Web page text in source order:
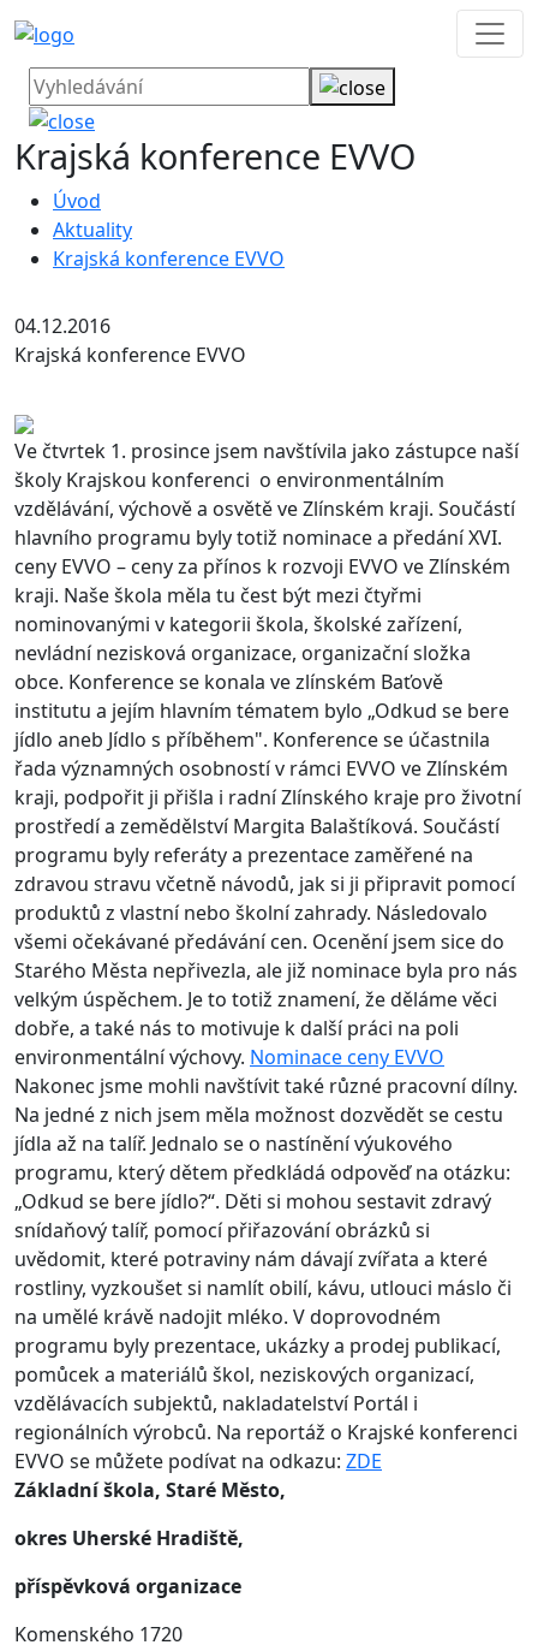
Krajská konference EVVO
Úvod
Aktuality
Krajská konference EVVO
04.12.2016
Krajská konference EVVO
Ve čtvrtek 1. prosince jsem navštívila jako zástupce naší
školy Krajskou konferenci o environmentálním
vzdělávání, výchově a osvětě ve Zlínském kraji. Součástí
hlavního programu byly totiž nominace a předání XVI.
ceny EVVO – ceny za přínos k rozvoji EVVO ve Zlínském
kraji. Naše škola měla tu čest být mezi čtyřmi
nominovanými v kategorii škola, školské zařízení,
nevládní nezisková organizace, organizační složka
obce. Konference se konala ve zlínském Baťově
institutu a jejím hlavním tématem bylo „Odkud se bere
jídlo aneb Jídlo s příběhem". Konference se účastnila
řada významných osobností v rámci EVVO ve Zlínském
kraji, podpořit ji přišla i radní Zlínského kraje pro životní
prostředí a zemědělství Margita Balaštíková. Součástí
programu byly referáty a prezentace zaměřené na
zdravou stravu včetně návodů, jak si ji připravit pomocí
produktů z vlastní nebo školní zahrady. Následovalo
všemi očekávané předávání cen. Ocenění jsem sice do
Starého Města nepřivezla, ale již nominace byla pro nás
velkým úspěchem. Je to totiž znamení, že děláme věci
dobře, a také nás to motivuje k další práci na poli
environmentální výchovy. Nominace ceny EVVO
Nakonec jsme mohli navštívit také různé pracovní dílny.
Na jedné z nich jsem měla možnost dozvědět se cestu
jídla až na talíř. Jednalo se o nastínění výukového
programu, který dětem předkládá odpověď na otázku:
„Odkud se bere jídlo?“. Děti si mohou sestavit zdravý
snídaňový talíř, pomocí přiřazování obrázků si
uvědomit, které potraviny nám dávají zvířata a které
rostliny, vyzkoušet si namlít obilí, kávu, utlouci máslo či
na umělé krávě nadojit mléko. V doprovodném
programu byly prezentace, ukázky a prodej publikací,
pomůcek a materiálů škol, neziskových organizací,
vzdělávacích subjektů, nakladatelství Portál i
regionálních výrobců. Na reportáž o Krajské konferenci
EVVO se můžete podívat na odkazu: ZDE
Základní škola, Staré Město,
okres Uherské Hradiště,
příspěvková organizace
Komenského 1720